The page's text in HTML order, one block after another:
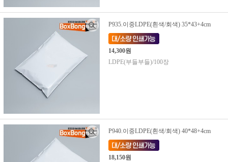
P935.이중LDPE(흰색/회색) 35*43+4cm
14,300원
LDPE(부들부들)/100장
P940.이중LDPE(흰색/회색) 40*48+4cm
18,150원